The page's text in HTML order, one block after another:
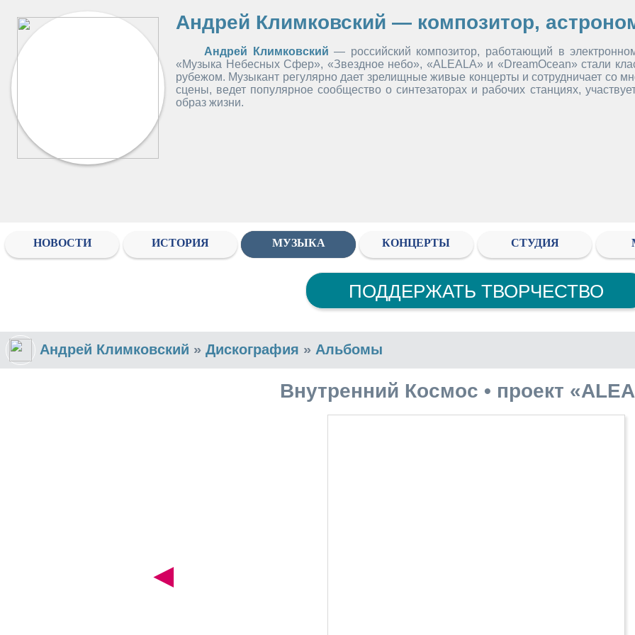
Андрей Климковский — композитор,
Андрей Климковский — российский композитор, работающий в
«Музыка Небесных Сфер», «Звездное небо», «ALEALA» и «DreamOcean» стали
рубежом. Музыкант регулярно дает зрелищные живые концерты и сотрудничает со
сцены, ведет популярное сообщество о синтезаторах и рабочих станциях,
образ жизни.
НОВОСТИ ИСТОРИЯ МУЗЫКА КОНЦЕРТЫ СТУДИЯ
ПОДДЕРЖАТЬ ТВОРЧЕСТВО
Андрей Климковский » Дискография » Альбомы
Внутренний Космос • проект
◄